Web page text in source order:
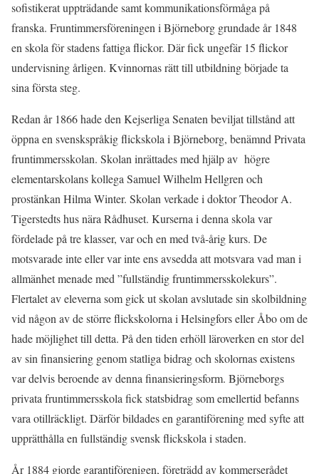
sofistikerat uppträdande samt kommunikationsförmåga på
franska. Fruntimmersföreningen i Björneborg grundade år 1848
en skola för stadens fattiga flickor. Där fick ungefär 15 flickor
undervisning årligen. Kvinnornas rätt till utbildning började ta
sina första steg.
Redan år 1866 hade den Kejserliga Senaten beviljat tillstånd att
öppna en svenskspråkig flickskola i Björneborg, benämnd Privata
fruntimmersskolan. Skolan inrättades med hjälp av högre
elementarskolans kollega Samuel Wilhelm Hellgren och
prostänkan Hilma Winter. Skolan verkade i doktor Theodor A.
Tigerstedts hus nära Rådhuset. Kurserna i denna skola var
fördelade på tre klasser, var och en med två-årig kurs. De
motsvarade inte eller var inte ens avsedda att motsvara vad man i
allmänhet menade med ”fullständig fruntimmersskolekurs”.
Flertalet av eleverna som gick ut skolan avslutade sin skolbildning
vid någon av de större flickskolorna i Helsingfors eller Åbo om de
hade möjlighet till detta. På den tiden erhöll läroverken en stor del
av sin finansiering genom statliga bidrag och skolornas existens
var delvis beroende av denna finansieringsform. Björneborgs
privata fruntimmersskola fick statsbidrag som emellertid befanns
vara otillräckligt. Därför bildades en garantiförening med syfte att
upprätthålla en fullständig svensk flickskola i staden.
År 1884 gjorde garantiförenigen, företrädd av kommerserådet